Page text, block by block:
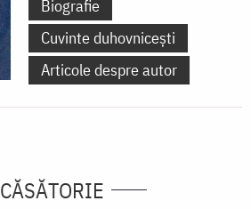
Biografie
Cuvinte duhovnicești
Articole despre autor
CĂSĂTORIE